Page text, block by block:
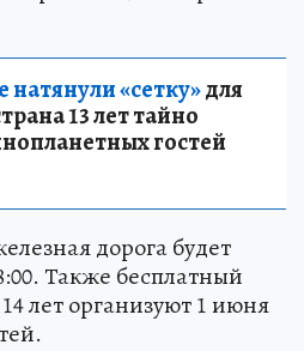
«сетку»для
13 лет тайно
гостей
дорога будет
Также бесплатный
лет организуют 1 июня